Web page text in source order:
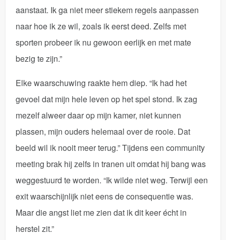
aanstaat. Ik ga niet meer stiekem regels aanpassen
naar hoe ik ze wil, zoals ik eerst deed. Zelfs met
sporten probeer ik nu gewoon eerlijk en met mate
bezig te zijn.”
Elke waarschuwing raakte hem diep. “Ik had het
gevoel dat mijn hele leven op het spel stond. Ik zag
mezelf alweer daar op mijn kamer, niet kunnen
plassen, mijn ouders helemaal over de rooie. Dat
beeld wil ik nooit meer terug.” Tijdens een community
meeting brak hij zelfs in tranen uit omdat hij bang was
weggestuurd te worden. “Ik wilde niet weg. Terwijl een
exit waarschijnlijk niet eens de consequentie was.
Maar die angst liet me zien dat ik dit keer écht in
herstel zit.”